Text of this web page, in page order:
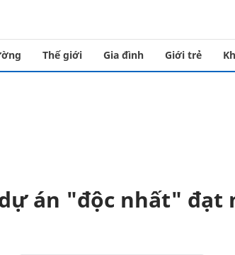
Thế giới Gia đình Giới trẻ
án "độc nhất" đạt